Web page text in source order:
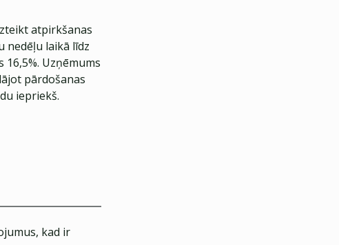
atpirkšanas
nedēļu laikā līdz
Uzņēmums
pārdošanas
iepriekš.
kad ir